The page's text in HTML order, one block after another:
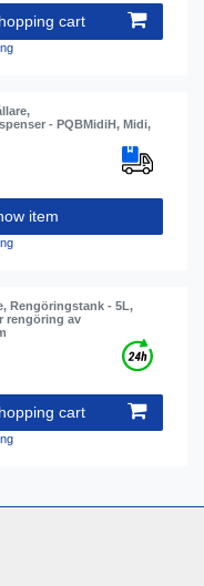
cart
- PQBMidiH, Midi,
item
Rengöringstank - 5L,
rengöring av
cart